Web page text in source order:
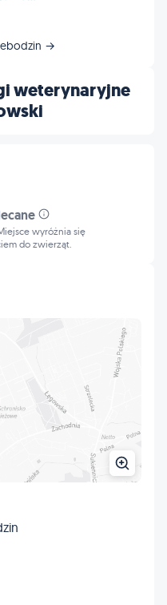
weterynaryjne
→
wyróżnia się
do zwierząt.